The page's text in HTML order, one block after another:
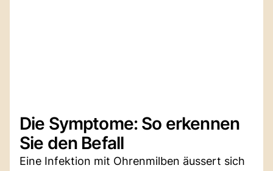
Die Symptome: So erkennen
Sie den Befall
Eine Infektion mit Ohrenmilben äussert sich